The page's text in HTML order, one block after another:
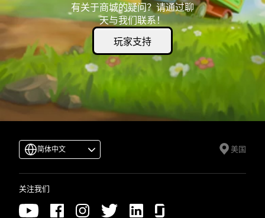
有关于商城的疑问？请通过聊
天与我们联系！
玩家支持
简体中文 美国
关注我们